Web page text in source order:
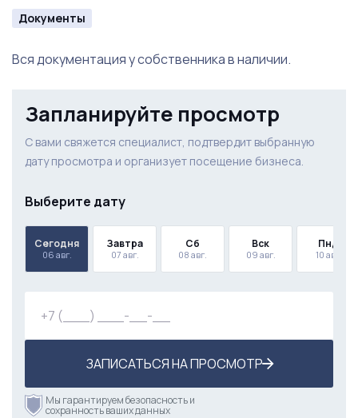
Документы
Вся документация у собственника в наличии.
Запланируйте просмотр
С вами свяжется специалист, подтвердит выбранную
дату просмотра и организует посещение бизнеса.
Выберите дату
Сегодня
06 авг.
Завтра
07 авг.
Сб
08 авг.
Вск
09 авг.
Пнд
10 авг.
ЗАПИСАТЬСЯ НА ПРОСМОТР
Мы гарантируем безопасность и
сохранность ваших данных